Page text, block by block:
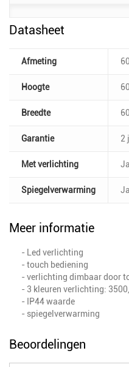
Datasheet
Afmeting
Hoogte
Breedte
Garantie 2
Met verlichting Ja
Spiegelverwarming Ja
Meer informatie
- Led verlichting
- touch bediening
- verlichting dimbaar door
- 3 kleuren verlichting:
- IP44 waarde
- spiegelverwarming
Beoordelingen